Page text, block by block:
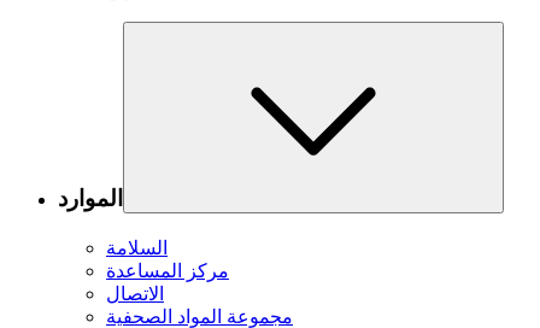
الموارد
السلامة
مركز المساعدة
الاتصال
مجموعة المواد الصحفية